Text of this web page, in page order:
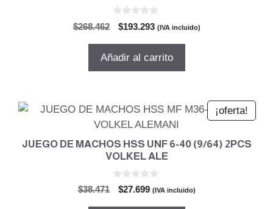
$268.462
El
original
$193.293El
actual
(IVA incluido)
Añadir al carrito
¡oferta!
JUEGO DE MACHOS HSS UNF 6-40 (9/64) 2PCS
VOLKEL ALE
$38.471
El
$27.699El(IVA incluido)